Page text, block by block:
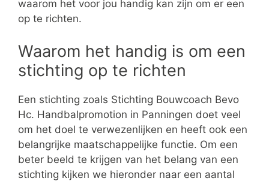
waarom het voor jou handig kan zijn om er een
op te richten.
Waarom het handig is om een
stichting op te richten
Een stichting zoals Stichting Bouwcoach Bevo
Hc. Handbalpromotion in Panningen doet veel
om het doel te verwezenlijken en heeft ook een
belangrijke maatschappelijke functie. Om een
beter beeld te krijgen van het belang van een
stichting kijken we hieronder naar een aantal